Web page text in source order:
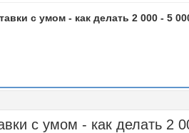
с умом - как делать 2 000 - 5
с умом - как делать 2